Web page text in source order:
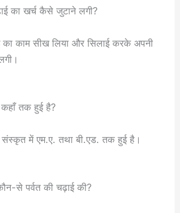
का खर्च कैसे जुटाने लगी?
का काम सीख लिया और सिलाई करके अपनी
कहाँ तक हुई है?
संस्कृत में एम.ए. तथा बी.एड. तक हुई है।
से पर्वत की चढ़ाई की?